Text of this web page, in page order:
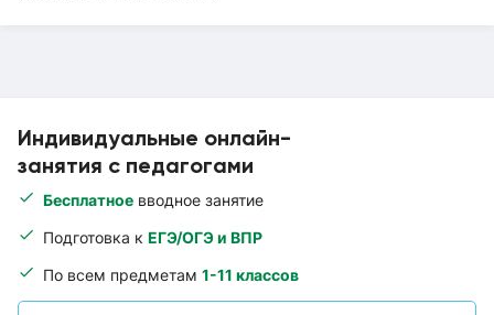
Индивидуальные онлайн-
занятия с педагогами
Бесплатное вводное занятие
Подготовка к ЕГЭ/ОГЭ и ВПР
По всем предметам 1-11 классов